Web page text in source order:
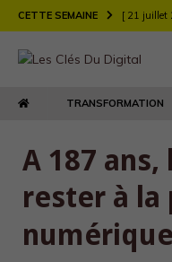
CETTE SEMAINE [ 21 juillet
[ 21 juillet
[ 21 juillet
[ 21 juillet
TRANSFORMATION
A 187
rester à la
numérique